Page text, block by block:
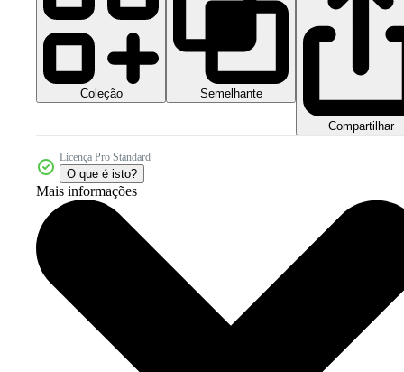
Coleção Semelhante
Compartilhar
Licença Pro Standard
O que é isto?
Mais informações